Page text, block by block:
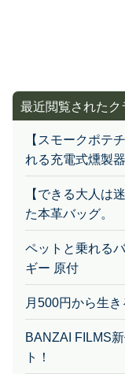
【スモークポテ
れる充電式燻製
た本革バッグ。
ギー 原付
ト！